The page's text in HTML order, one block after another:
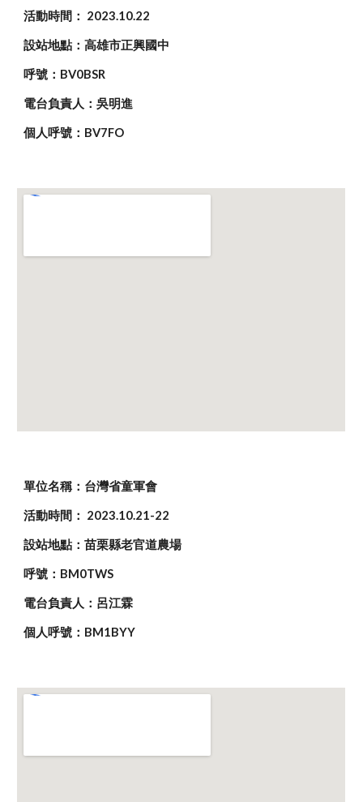
活動時間： 2023.10.22
設站地點：高雄市正興國中
呼號： BV0BSR
電台負責人：吳明進
個人呼號：BV7FO
單位名稱：台灣省童軍會
活動時間： 2023.10.21-22
設站地點：苗栗縣老官道農場
呼號：BM0TWS
電台負責人：呂江霖
個人呼號：BM1BYY